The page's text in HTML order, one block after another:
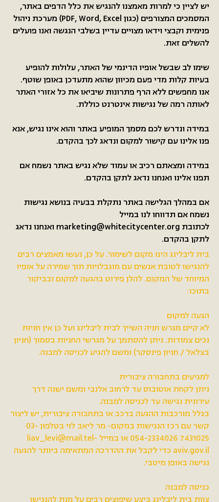
יש לציין כי למרות מאמצנו להנגיש את כלל הדפים באתר,
המסמכים המצורפים (כגון PDF, Word, Excel) מערכת ניהול
פנימית וקבצי וידאו מצויים עדיין בשלבי הנגשה ואנו פועלים
להשלים זאת.
שימו לב שבשל אופיו הדינמי של האתר, עלולות להופיע
בעיות קלות מדי פעם מכיוון שהוא מתעדכן באופן שוטף.
אנו מחפשים ללא הרף פתרונות שיביאו את כל אזורי האתר
לאותה רמה של נגישות אינטרנט כוללת.
במידה ונדרש לכם מסמך המופיע באתר והוא אינו נגיש, אנא
פנו אלינו עם קישור למקום ונדאג לכך בהקדם.
במידה ומצאתם רכיב או עמוד שלא נגיש באתר נשמח אם
תפנו אלינו ואנחנו נדאג לתקן בהקדם.
אם במהלך הגלישה באתר נתקלת בבעיה בנושא נגישות
נשמח אם תדווחו לנו במייל
לכתובת marketing@whitecitycenter.org ואנחנו נדאג
לתקן בהקדם.
בית ליבלינג הינו מקום לשימור. על כן, נעשו מאמצים רבים
להנגישו לטובת אנשים עם מוגבלויות תוך שמירה על אופיו
המיוחד של המקום. להלן פירוט בהגעה למקום ובביקור
בתוכו:
הגעה למקום
לא קיים מגרש חניה השייך לבית ליבלינג ועל כן אין חניות
נכים צמודות. ניתן להסתמך על מגרשי החניות בסמוך (חניון
בצלאל / חניון פינסקר) ומשם להגיע לכניסה למבנה.
למגיעים בתחבורה ציבורית
ניתן לקחת אוטובוס עד לרחוב אלנבי ומשם ישנה דרך
עירונית נגישה עד לכניסה למבנה.
בגלל מורכבות ההגעה ברכב או בתחבורה ציבורית, יש ליצור
קשר עם רכז הנגישות במקום- מר ליאב לוי בטלפון 03-
7431025 054-2334026 או במייל
liav_levi@mail.tel-
aviv.gov.il כדי לקבל את ההדרכה המתאימה ביותר להגעה
נגישה באופן מיטבי.
כניסה למבנה